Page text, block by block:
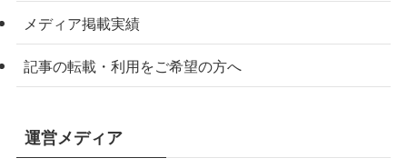
メディア掲載実績
記事の転載・利用をご希望の方へ
運営メディア